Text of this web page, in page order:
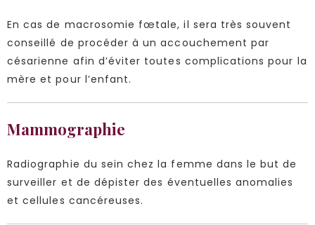
En cas de macrosomie fœtale, il sera très souvent
conseillé de procéder à un accouchement par
césarienne afin d’éviter toutes complications pour la
mère et pour l’enfant.
Mammographie
Radiographie du sein chez la femme dans le but de
surveiller et de dépister des éventuelles anomalies
et cellules cancéreuses.